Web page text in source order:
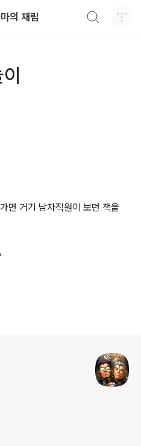
의 재림
면 거기 남자직원이 보던 책을